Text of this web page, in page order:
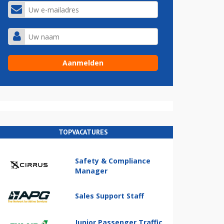
TOPVACATURES
Safety & Compliance
Manager
Sales Support Staff